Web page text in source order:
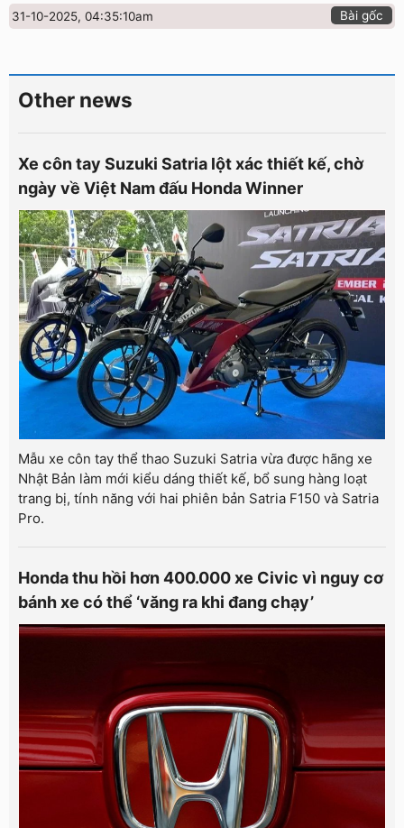
31-10-2025, 04:35:10am Bài gốc
Other news
Xe côn tay Suzuki Satria lột xác thiết kế, chờ
ngày về Việt Nam đấu Honda Winner
Mẫu xe côn tay thể thao Suzuki Satria vừa được hãng xe
Nhật Bản làm mới kiểu dáng thiết kế, bổ sung hàng loạt
trang bị, tính năng với hai phiên bản Satria F150 và Satria
Pro.
Honda thu hồi hơn 400.000 xe Civic vì nguy cơ
bánh xe có thể ‘văng ra khi đang chạy’